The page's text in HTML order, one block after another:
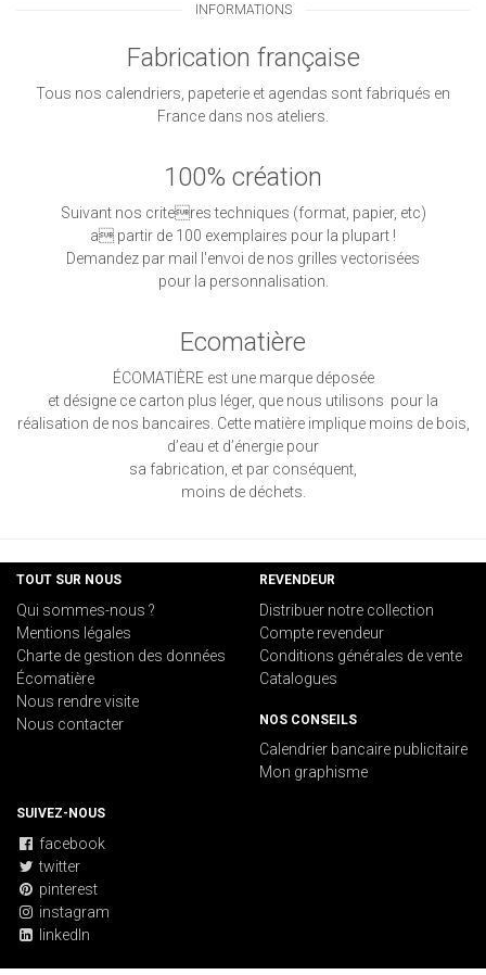
INFORMATIONS
Fabrication française
Tous nos calendriers, papeterie et agendas sont fabriqués en
France dans nos ateliers.
100% création
Suivant nos criteres techniques (format, papier, etc)
a partir de 100 exemplaires pour la plupart !
Demandez par mail l'envoi de nos grilles vectorisées
pour la personnalisation.
Ecomatière
ÉCOMATIÈRE est une marque déposée
et désigne ce carton plus léger, que nous utilisons pour la
réalisation de nos bancaires. Cette matière implique moins de bois,
d’eau et d’énergie pour
sa fabrication, et par conséquent,
moins de déchets.
TOUT SUR NOUS
Qui sommes-nous ?
Mentions légales
Charte de gestion des données
Écomatière
Nous rendre visite
Nous contacter
REVENDEUR
Distribuer notre collection
Compte revendeur
Conditions générales de vente
Catalogues
NOS CONSEILS
Calendrier bancaire publicitaire
Mon graphisme
SUIVEZ-NOUS
facebook
twitter
pinterest
instagram
linkedIn